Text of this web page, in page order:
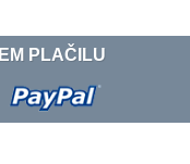
PLAČILU